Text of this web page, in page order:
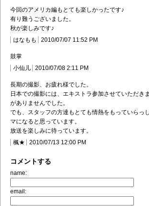
今回のアメリカ編もとても楽しかったです♪
有り難うございました。
秋が楽しみです♪
はなもも
2010/07/07 11:52 PM
鼓掌
小仙儿
2010/07/08 2:11 PM
長期の撮影、お疲れ様でした。
日本での撮影には、エキストラ参加させていただき
がありませんでした。
でも、スタッフの方達もとても情熱をもっていらっ
マになると思っています。
放送を楽しみに待っています。
楓★
2010/07/13 12:00 PM
コメントする
name:
email: